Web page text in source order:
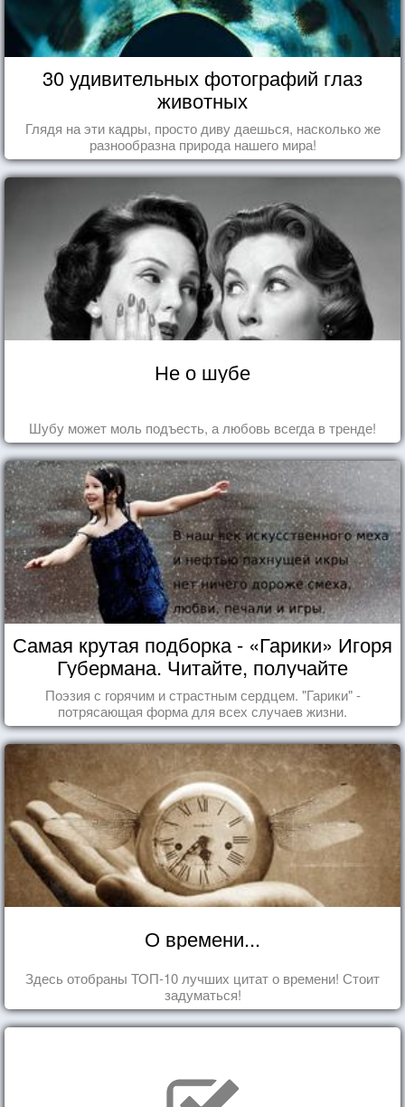
30 удивительных фотографий глаз
животных
Глядя на эти кадры, просто диву даешься, насколько же
разнообразна природа нашего мира!
Не о шубе
Шубу может моль подъесть, а любовь всегда в тренде!
Самая крутая подборка - «Гарики» Игоря
Губермана. Читайте, получайте
удовольствие!
Поэзия с горячим и страстным сердцем. "Гарики" -
потрясающая форма для всех случаев жизни.
О времени...
Здесь отобраны ТОП-10 лучших цитат о времени! Стоит
задуматься!